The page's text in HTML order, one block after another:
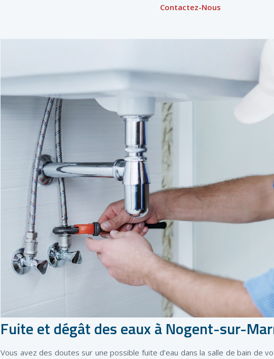
Contactez-Nous
Fuite et dégât des eaux à Nogent-sur-
Vous avez des doutes sur une possible fuite d’eau dans la salle de bain de